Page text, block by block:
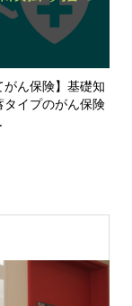
がん保険】基礎知
タイプのがん保険